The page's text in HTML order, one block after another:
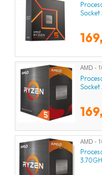
Socket
AMD -
Socket
AMD -